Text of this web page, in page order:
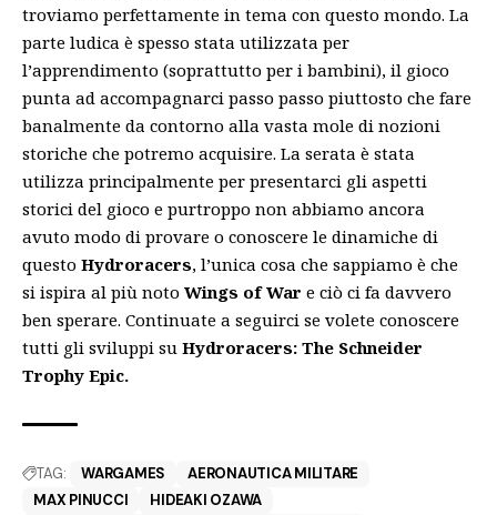
troviamo perfettamente in tema con questo mondo. La
parte ludica è spesso stata utilizzata per
l’apprendimento (soprattutto per i bambini), il gioco
punta ad accompagnarci passo passo piuttosto che fare
banalmente da contorno alla vasta mole di nozioni
storiche che potremo acquisire. La serata è stata
utilizza principalmente per presentarci gli aspetti
storici del gioco e purtroppo non abbiamo ancora
avuto modo di provare o conoscere le dinamiche di
questo Hydroracers, l’unica cosa che sappiamo è che
si ispira al più noto Wings of War e ciò ci fa davvero
ben sperare. Continuate a seguirci se volete conoscere
tutti gli sviluppi su Hydroracers: The Schneider
Trophy Epic.
TAG: WARGAMES
AERONAUTICA MILITARE
MAX PINUCCI
HIDEAKI OZAWA